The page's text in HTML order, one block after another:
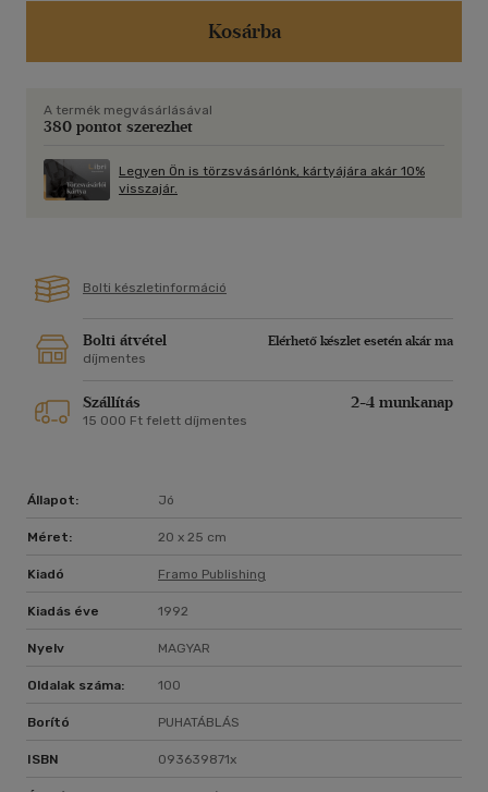
Kosárba
A termék megvásárlásával
380 pontot szerezhet
Legyen Ön is törzsvásárlónk, kártyájára akár 10%
visszajár.
Bolti készletinformáció
Bolti átvétel
Elérhető készlet esetén akár ma
díjmentes
Szállítás 2-4 munkanap
15 000 Ft felett díjmentes
Állapot: Jó
Méret: 20 x 25 cm
Kiadó Framo Publishing
Kiadás éve 1992
Nyelv MAGYAR
Oldalak száma: 100
Borító PUHATÁBLÁS
ISBN 093639871x